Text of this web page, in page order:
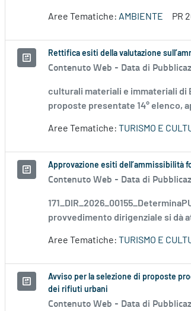
Aree Tematiche: AMBIENTE PR
Rettifica esiti della valutazione
Contenuto Web - Data di
culturali materiali e immateriali di
proposte presentate 14° elenco,
Aree Tematiche: TURISMO E
Approvazione esiti dell’ammissibilità
Contenuto Web - Data di
provvedimento dirigenziale si dà
Aree Tematiche: TURISMO E
Avviso per la selezione di proposte
dei rifiuti urbani
Contenuto Web - Data di